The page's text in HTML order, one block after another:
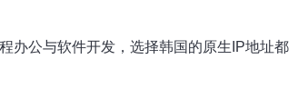
办公与软件开发，选择韩国的原生IP地址都